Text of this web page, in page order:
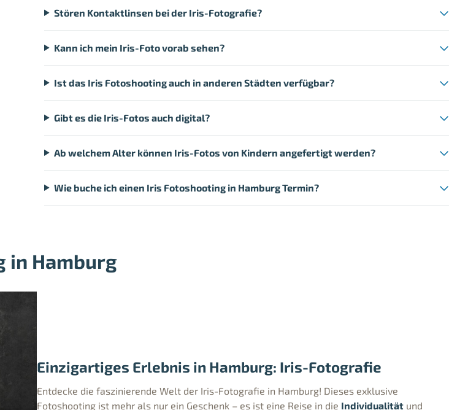
Stören Kontaktlinsen bei der Iris-Fotografie?
Kann ich mein Iris-Foto vorab sehen?
Ist das Iris Fotoshooting auch in anderen Städten verfügbar?
Gibt es die Iris-Fotos auch digital?
Ab welchem Alter können Iris-Fotos von Kindern angefertigt werden?
Wie buche ich einen Iris Fotoshooting in Hamburg Termin?
in Hamburg
Einzigartiges Erlebnis in Hamburg: Iris-Fotografie
Entdecke die faszinierende Welt der Iris-Fotografie in Hamburg! Dieses exklusive
Fotoshooting ist mehr als nur ein Geschenk – es ist eine Reise in die Individualität und